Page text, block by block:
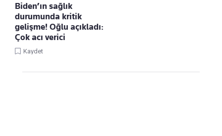
Biden’ın sağlık
durumunda kritik
gelişme! Oğlu açıkladı:
Çok acı verici
Kaydet